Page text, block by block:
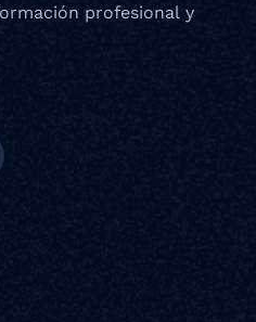
profesional y